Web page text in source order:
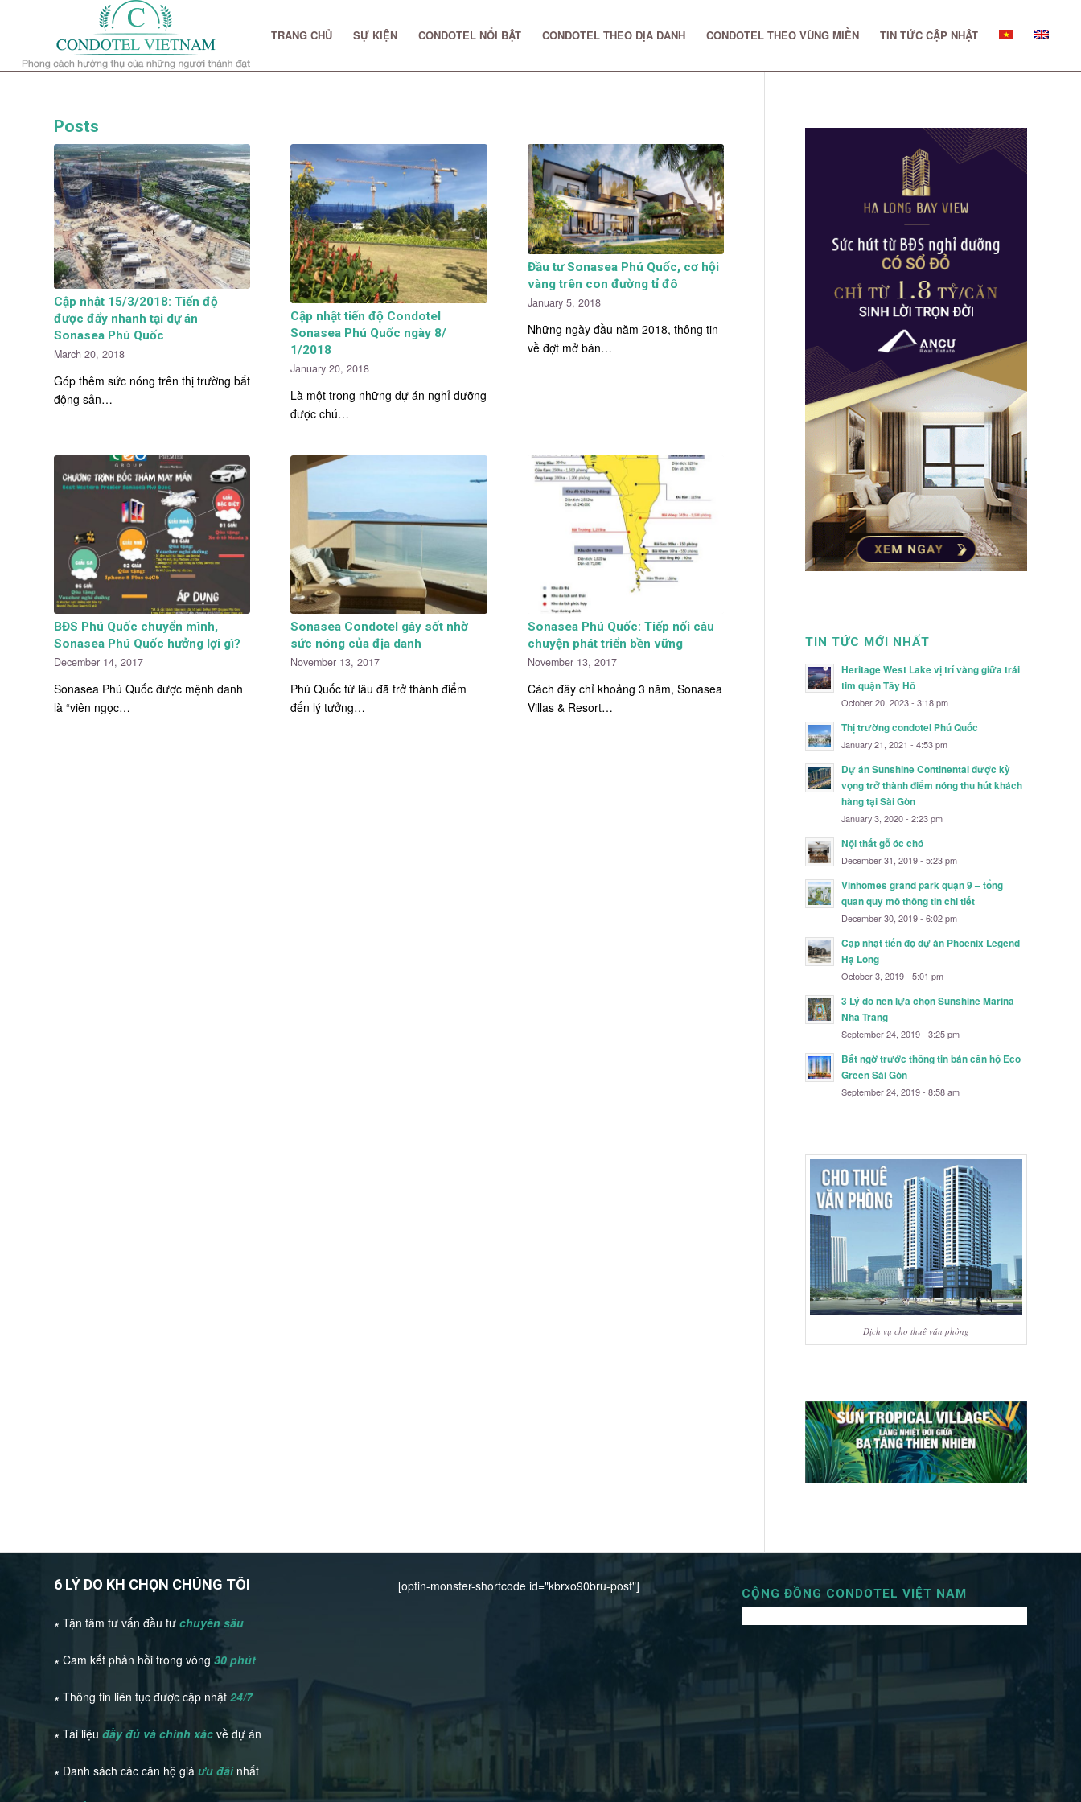
TRANG CHỦ SỰ KIỆN CONDOTEL NỔI BẬT CONDOTEL THEO ĐỊA DANH CONDOTEL THEO VÙNG MIỀN TIN TỨC CẬP NHẬT
Posts
Cập nhật 15/3/2018: Tiến độ
được đẩy nhanh tại dự án
Sonasea Phú Quốc
March 20, 2018
Góp thêm sức nóng trên thị trường bất
động sản…
Cập nhật tiến độ Condotel
Sonasea Phú Quốc ngày 8/
1/2018
January 20, 2018
Là một trong những dự án nghỉ dưỡng
được chú…
Đầu tư Sonasea Phú Quốc, cơ hội
vàng trên con đường tỉ đô
January 5, 2018
Những ngày đầu năm 2018, thông tin
về đợt mở bán…
BĐS Phú Quốc chuyển mình,
Sonasea Phú Quốc hưởng lợi gì?
December 14, 2017
Sonasea Phú Quốc được mệnh danh
là “viên ngọc…
Sonasea Condotel gây sốt nhờ
sức nóng của địa danh
November 13, 2017
Phú Quốc từ lâu đã trở thành điểm
đến lý tưởng…
Sonasea Phú Quốc: Tiếp nối câu
chuyện phát triển bền vững
November 13, 2017
Cách đây chỉ khoảng 3 năm, Sonasea
Villas & Resort…
TIN TỨC MỚI NHẤT
Heritage West Lake vị trí vàng giữa trái
tim quận Tây Hồ
October 20, 2023 - 3:18 pm
Thị trường condotel Phú Quốc
January 21, 2021 - 4:53 pm
Dự án Sunshine Continental được kỳ
vọng trở thành điểm nóng thu hút khách
hàng tại Sài Gòn
January 3, 2020 - 2:23 pm
Nội thất gỗ óc chó
December 31, 2019 - 5:23 pm
Vinhomes grand park quận 9 – tổng
quan quy mô thông tin chi tiết
December 30, 2019 - 6:02 pm
Cập nhật tiến độ dự án Phoenix Legend
Hạ Long
October 3, 2019 - 5:01 pm
3 Lý do nên lựa chọn Sunshine Marina
Nha Trang
September 24, 2019 - 3:25 pm
Bất ngờ trước thông tin bán căn hộ Eco
Green Sài Gòn
September 24, 2019 - 8:58 am
Dịch vụ cho thuê văn phòng
6 LÝ DO KH CHỌN CHÚNG TÔI
∗ Tận tâm tư vấn đầu tư chuyên sâu
∗ Cam kết phản hồi trong vòng 30 phút
∗ Thông tin liên tục được cập nhật 24/7
∗ Tài liệu đầy đủ và chính xác về dự án
∗ Danh sách các căn hộ giá ưu đãinhất
[optin-monster-shortcode id="kbrxo90bru-post"]
CỘNG ĐỒNG CONDOTEL VIỆT NAM